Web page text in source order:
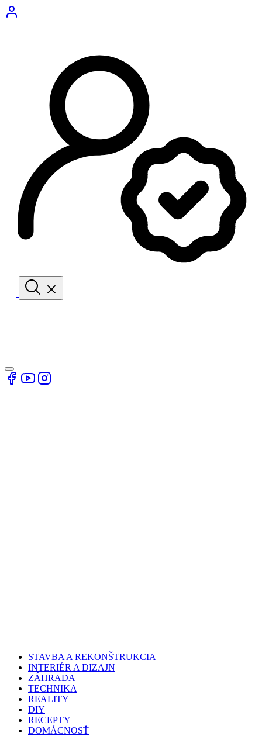
STAVBA A REKONŠTRUKCIA
INTERIÉR A DIZAJN
ZÁHRADA
TECHNIKA
REALITY
DIY
RECEPTY
DOMÁCNOSŤ